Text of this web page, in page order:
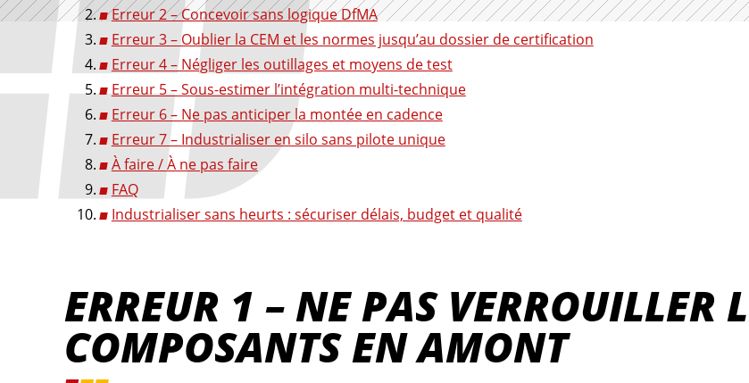
Erreur 2 – Concevoir sans logique DfMA
Erreur 3 – Oublier la CEM et les normes jusqu’au dossier de certification
Erreur 4 – Négliger les outillages et moyens de test
Erreur 5 – Sous-estimer l’intégration multi-technique
Erreur 6 – Ne pas anticiper la montée en cadence
Erreur 7 – Industrialiser en silo sans pilote unique
À faire / À ne pas faire
FAQ
Industrialiser sans heurts : sécuriser délais, budget et qualité
ERREUR 1 – NE PAS VERROUILLER
COMPOSANTS EN AMONT